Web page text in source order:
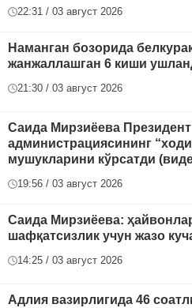
22:31 / 03 август 2026
Наманган бозорида
жанжаллашган 6 киши
21:30 / 03 август 2026
Саида Мирзиёева Президент
администрациясининг
мушукларини кўрсатди
19:56 / 03 август 2026
Саида Мирзиёева:
шафқатсизлик учун жазо
14:25 / 03 август 2026
Адлия вазирлигида 46